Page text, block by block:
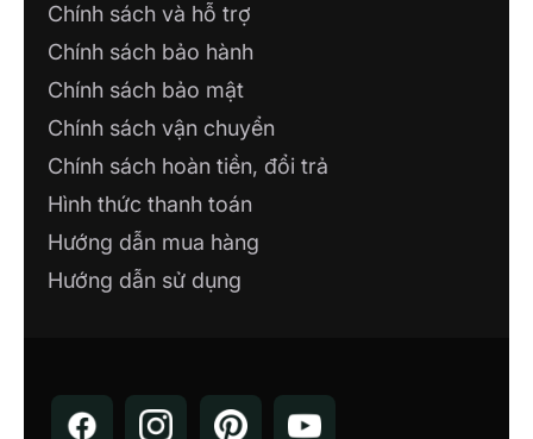
Chính sách và hỗ trợ
Chính sách bảo hành
Chính sách bảo mật
Chính sách vận chuyển
Chính sách hoàn tiền, đổi trả
Hình thức thanh toán
Hướng dẫn mua hàng
Hướng dẫn sử dụng